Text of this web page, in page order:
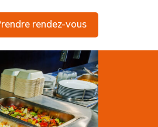
rendez-vous